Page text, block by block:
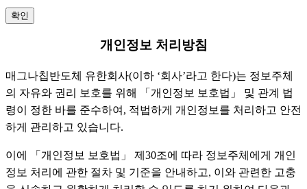
확인
개인정보 처리방침
매그나칩반도체 유한회사(이하 ‘회사’라고 한다)는 정보주체
의 자유와 권리 보호를 위해 「개인정보 보호법」 및 관계 법
령이 정한 바를 준수하여, 적법하게 개인정보를 처리하고 안전
하게 관리하고 있습니다.
이에 「개인정보 보호법」 제30조에 따라 정보주체에게 개인
정보 처리에 관한 절차 및 기준을 안내하고, 이와 관련한 고충